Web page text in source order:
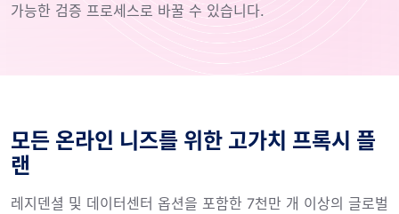
가능한 검증 프로세스로 바꿀 수 있습니다.
모든 온라인 니즈를 위한 고가치 프록시 플
랜
레지덴셜 및 데이터센터 옵션을 포함한 7천만 개 이상의 글로벌